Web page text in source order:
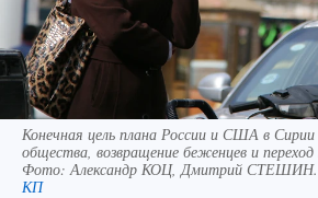
Конечная цель плана России и США в Сирии
общества, возвращение беженцев и
Фото: Александр КОЦ, Дмитрий СТЕШИН.
КП